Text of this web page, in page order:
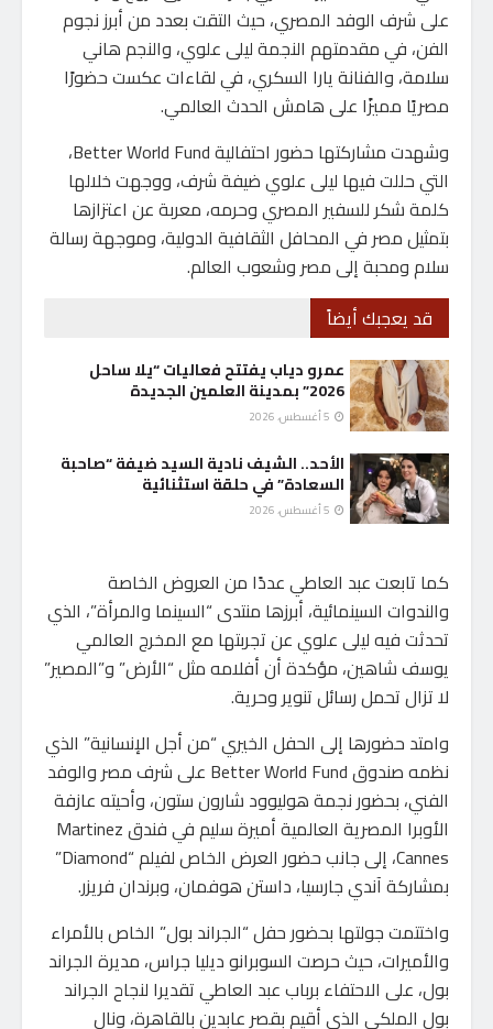
على شرف الوفد المصري، حيث التقت بعدد من أبرز نجوم
الفن، في مقدمتهم النجمة ليلى علوي، والنجم هاني
سلامة، والفنانة يارا السكري، في لقاءات عكست حضورًا
مصريًا مميزًا على هامش الحدث العالمي.
وشهدت مشاركتها حضور احتفالية Better World Fund،
التي حللت فيها ليلى علوي ضيفة شرف، ووجهت خلالها
كلمة شكر للسفير المصري وحرمه، معربة عن اعتزازها
بتمثيل مصر في المحافل الثقافية الدولية، وموجهة رسالة
سلام ومحبة إلى مصر وشعوب العالم.
قد يعجبك أيضاً
عمرو دياب يفتتح فعاليات “يلا ساحل
2026” بمدينة العلمين الجديدة
الأحد.. الشيف نادية السيد ضيفة “صاحبة
السعادة” في حلقة استثنائية
كما تابعت عبد العاطي عددًا من العروض الخاصة
والندوات السينمائية، أبرزها منتدى “السينما والمرأة”، الذي
تحدثت فيه ليلى علوي عن تجربتها مع المخرج العالمي
يوسف شاهين، مؤكدة أن أفلامه مثل “الأرض” و”المصير”
لا تزال تحمل رسائل تنوير وحرية.
وامتد حضورها إلى الحفل الخيري “من أجل الإنسانية” الذي
نظمه صندوق Better World Fund على شرف مصر والوفد
الفني، بحضور نجمة هوليوود شارون ستون، وأحيته عازفة
الأوبرا المصرية العالمية أميرة سليم في فندق Martinez
Cannes، إلى جانب حضور العرض الخاص لفيلم “Diamond”
بمشاركة آندي جارسيا، داستن هوفمان، وبرندان فريزر.
واختتمت جولتها بحضور حفل “الجراند بول” الخاص بالأمراء
والأميرات، حيث حرصت السوبرانو ديليا جراس، مديرة الجراند
بول، على الاحتفاء برباب عبد العاطي تقديرا لنجاح الجراند
بول الملكي الذي أقيم بقصر عابدين بالقاهرة، ونال